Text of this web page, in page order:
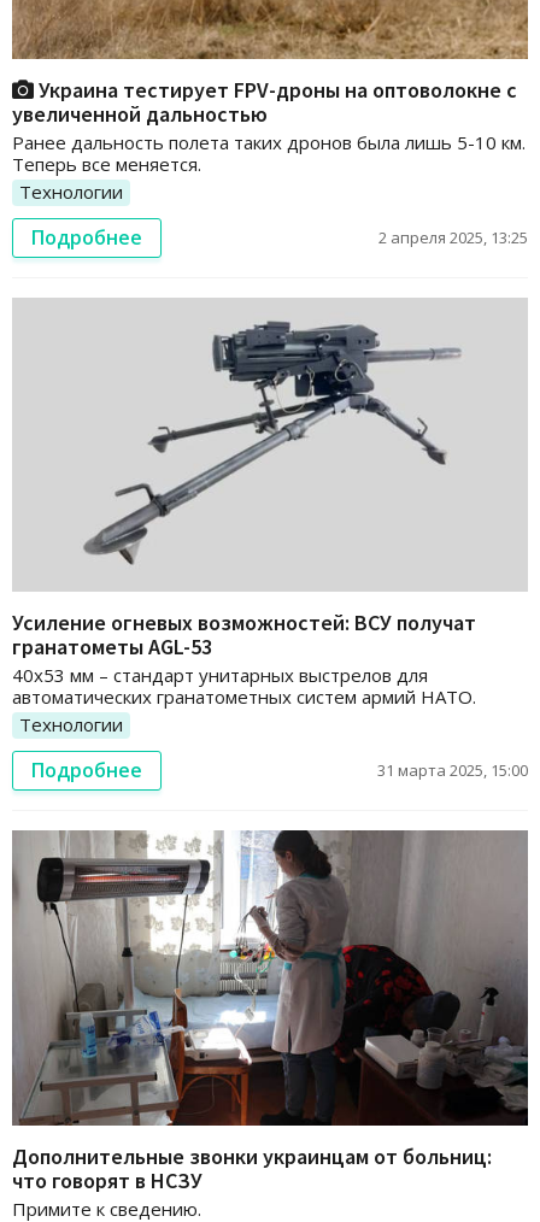
Украина тестирует FPV-дроны на оптоволокне с
увеличенной дальностью
Ранее дальность полета таких дронов была лишь 5-10 км.
Теперь все меняется.
Технологии
Подробнее 2 апреля 2025, 13:25
Усиление огневых возможностей: ВСУ получат
гранатометы AGL-53
40х53 мм – стандарт унитарных выстрелов для
автоматических гранатометных систем армий НАТО.
Технологии
Подробнее 31 марта 2025, 15:00
Дополнительные звонки украинцам от больниц:
что говорят в НСЗУ
Примите к сведению.